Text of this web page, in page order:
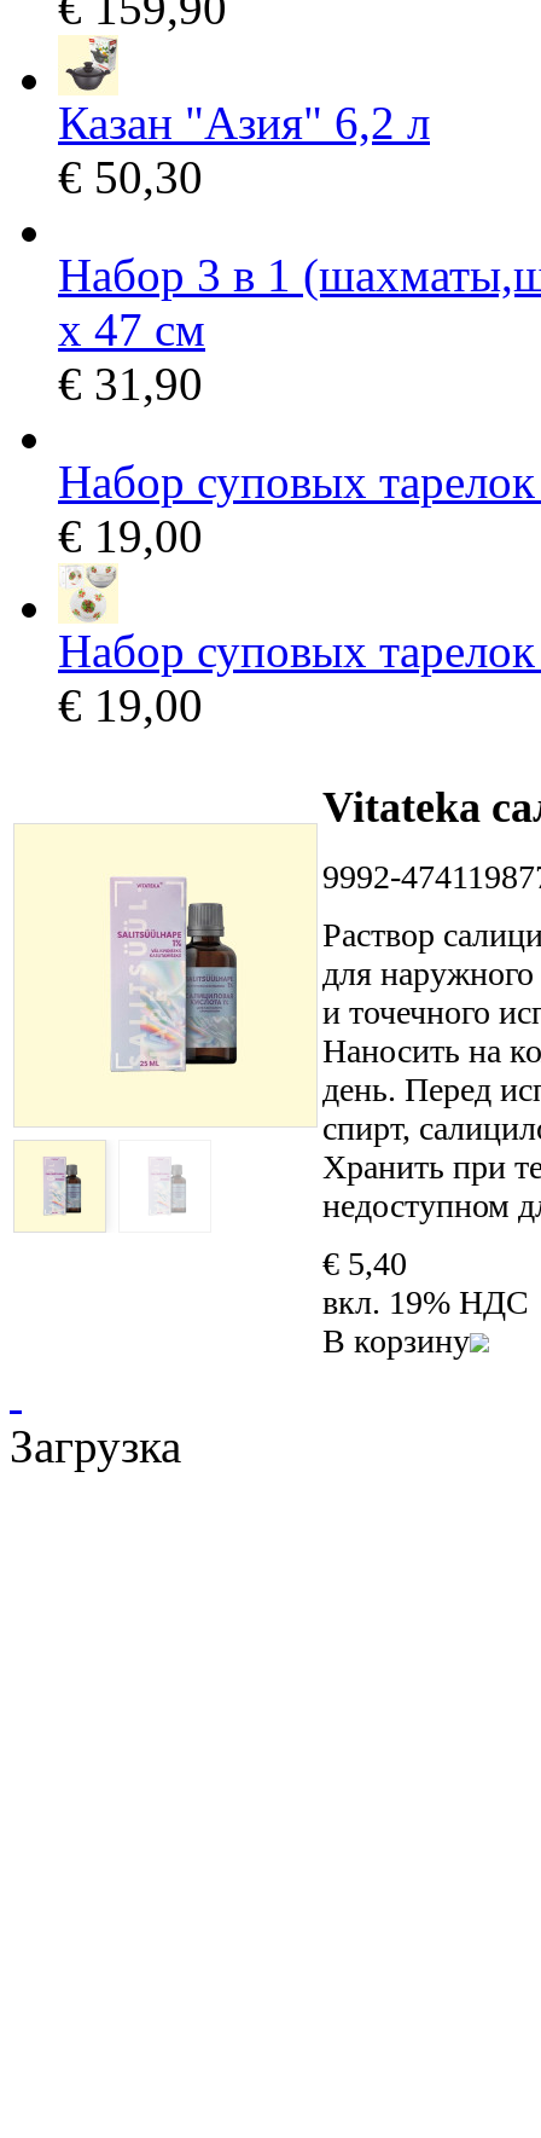
Казан "Азия" 6,2 л
€ 50,30
Набор 3 в 1
х 47 см
€ 31,90
Набор суповых
€ 19,00
Набор суповых
€ 19,00
Vitateka
9992-
Раствор
для
и точечного
Наносить на
день. Перед
спирт,
Хранить при
недоступном
€ 5,40
вкл. 19% НДС
В корзину
Загрузка